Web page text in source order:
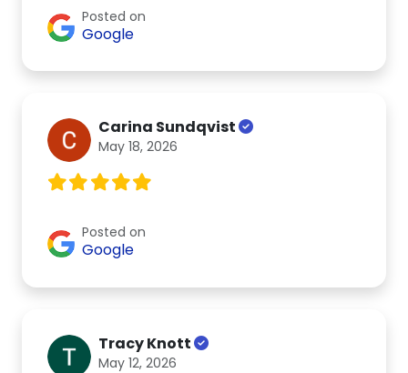
Posted on
Google
Carina Sundqvist
May 18, 2026
Posted on
Google
Tracy Knott
May 12, 2026